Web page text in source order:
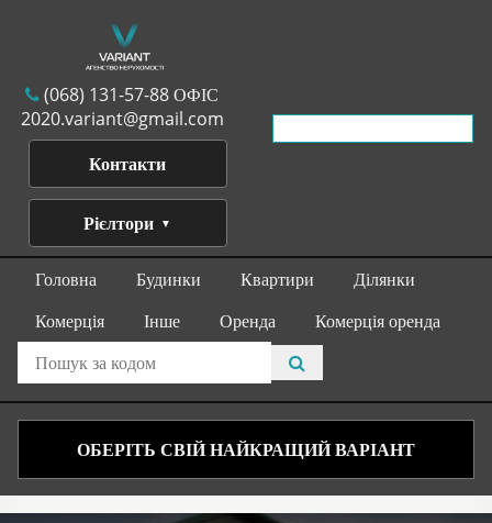
(068) 131-57-88 ОФІС
2020.variant@gmail.com
Контакти
Рієлтори
Головна Будинки Квартири
Ділянки
Комерція
Інше Оренда Комерція оренда
ОБЕРІТЬ СВІЙ НАЙКРАЩИЙ ВАРІАНТ